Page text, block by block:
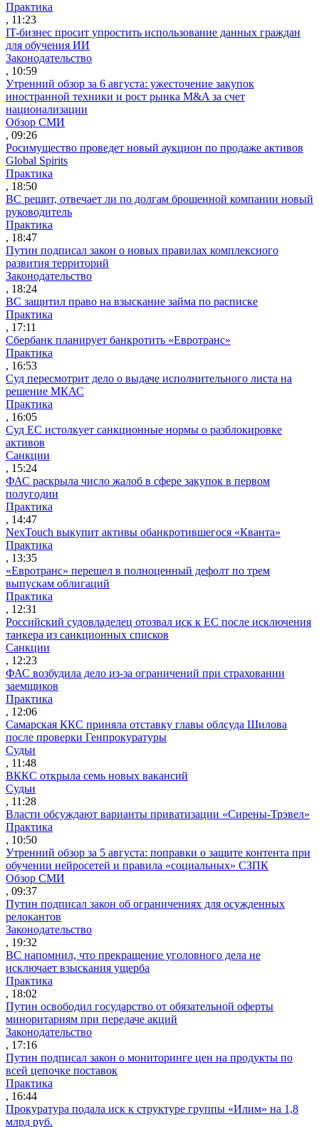
Практика
, 11:23
IT-бизнес просит упростить использование данных граждан
для обучения ИИ
Законодательство
, 10:59
Утренний обзор за 6 августа: ужесточение закупок
иностранной техники и рост рынка M&A за счет
национализации
Обзор СМИ
, 09:26
Росимущество проведет новый аукцион по продаже активов
Global Spirits
Практика
, 18:50
ВС решит, отвечает ли по долгам брошенной компании новый
руководитель
Практика
, 18:47
Путин подписал закон о новых правилах комплексного
развития территорий
Законодательство
, 18:24
ВС защитил право на взыскание займа по расписке
Практика
, 17:11
Сбербанк планирует банкротить «Евротранс»
Практика
, 16:53
Суд пересмотрит дело о выдаче исполнительного листа на
решение МКАС
Практика
, 16:05
Суд ЕС истолкует санкционные нормы о разблокировке
активов
Санкции
, 15:24
ФАС раскрыла число жалоб в сфере закупок в первом
полугодии
Практика
, 14:47
NexTouch выкупит активы обанкротившегося «Кванта»
Практика
, 13:35
«Евротранс» перешел в полноценный дефолт по трем
выпускам облигаций
Практика
, 12:31
Российский судовладелец отозвал иск к ЕС после исключения
танкера из санкционных списков
Санкции
, 12:23
ФАС возбудила дело из-за ограничений при страховании
заемщиков
Практика
, 12:06
Самарская ККС приняла отставку главы облсуда Шилова
после проверки Генпрокуратуры
Судьи
, 11:48
ВККС открыла семь новых вакансий
Судьи
, 11:28
Власти обсуждают варианты приватизации «Сирены-Трэвел»
Практика
, 10:50
Утренний обзор за 5 августа: поправки о защите контента при
обучении нейросетей и правила «социальных» СЗПК
Обзор СМИ
, 09:37
Путин подписал закон об ограничениях для осужденных
релокантов
Законодательство
, 19:32
ВС напомнил, что прекращение уголовного дела не
исключает взыскания ущерба
Практика
, 18:02
Путин освободил государство от обязательной оферты
миноритариям при передаче акций
Законодательство
, 17:16
Путин подписал закон о мониторинге цен на продукты по
всей цепочке поставок
Практика
, 16:44
Прокуратура подала иск к структуре группы «Илим» на 1,8
млрд руб.